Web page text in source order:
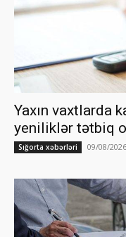
Yaxın vaxtlarda
yeniliklər tətbiq
Sığorta xəbərləri 09/08/2026